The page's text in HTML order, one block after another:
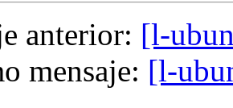
anterior: [l-
mensaje: [l-